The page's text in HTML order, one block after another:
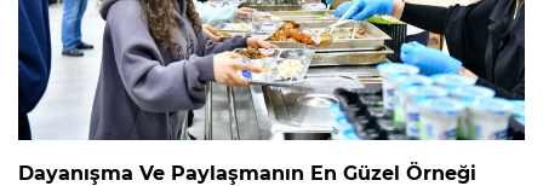
Dayanışma Ve Paylaşmanın En Güzel Örneği